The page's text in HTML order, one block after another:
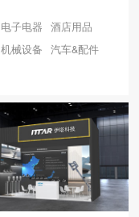
电子电器
酒店用品
机械设备
汽车&配件